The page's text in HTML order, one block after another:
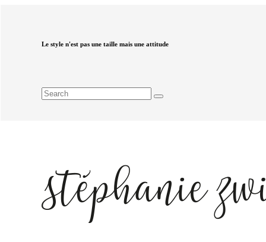
Le style n'est pas une taille mais une attitude